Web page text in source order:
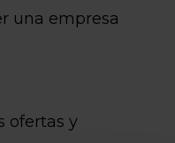
una empresa
ofertas y